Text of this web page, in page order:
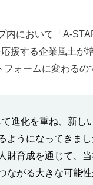
内において「A-
援する企業風土が
ォームに変わるの
進化を重ね、新し
ようになってきま
財育成を通じて、
ながる大きな可能性